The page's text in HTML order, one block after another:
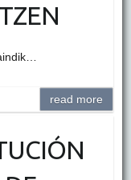
read more